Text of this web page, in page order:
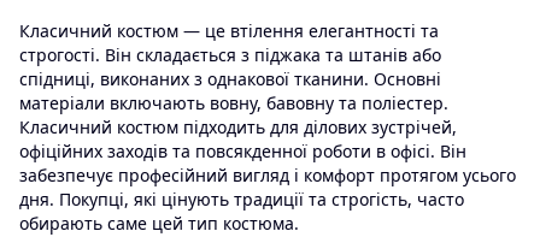
Класичний костюм — це втілення елегантності та
строгості. Він складається з піджака та штанів або
спідниці, виконаних з однакової тканини. Основні
матеріали включають вовну, бавовну та поліестер.
Класичний костюм підходить для ділових зустрічей,
офіційних заходів та повсякденної роботи в офісі. Він
забезпечує професійний вигляд і комфорт протягом усього
дня. Покупці, які цінують традиції та строгість, часто
обирають саме цей тип костюма.